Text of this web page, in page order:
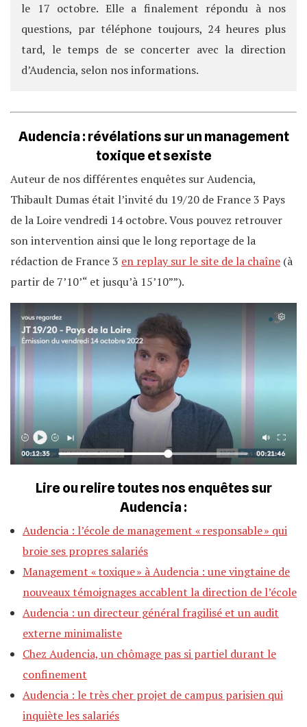
le 17 octobre. Elle a finalement répondu à nos
questions, par téléphone toujours, 24 heures plus
tard, le temps de se concerter avec la direction
d’Audencia, selon nos informations.
Audencia : révélations sur un management
toxique et sexiste
Auteur de nos différentes enquêtes sur Audencia,
Thibault Dumas était l’invité du 19/20 de France 3 Pays
de la Loire vendredi 14 octobre. Vous pouvez retrouver
son intervention ainsi que le long reportage de la
rédaction de France 3 en replay sur le site de la chaîne (à
partir de 7’10’“ et jusqu’à 15’10””).
Lire ou relire toutes nos enquêtes sur
Audencia :
Audencia : l’école de management « responsable » qui
broie ses propres salariés
Management « toxique » à Audencia : une vingtaine de
nouveaux témoignages accablent la direction de l’école
Audencia : un directeur général fragilisé et un audit
externe minimaliste
Chez Audencia, un chômage pas si partiel durant le
confinement
Audencia : le très cher projet de campus parisien qui
inquiète les salariés